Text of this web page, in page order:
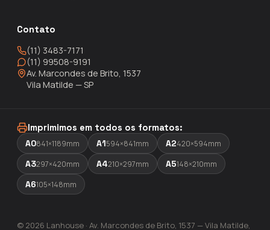
Contato
(11) 3483-7171
(11) 99508-9191
Av. Marcondes de Brito, 1537
Vila Matilde — SP
Imprimimos em todos os formatos:
A0841×1189mm A1594×841mm A2420×594mm
A3297×420mm A4210×297mm A5148×210mm
A6105×148mm
© 2026 Lanhouse · Av. Marcondes de Brito, 1537 — Vila Matilde,